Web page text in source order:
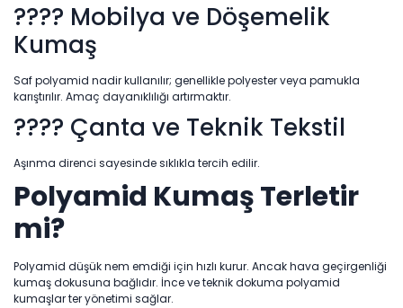
???? Mobilya ve Döşemelik
Kumaş
Saf polyamid nadir kullanılır; genellikle polyester veya pamukla
karıştırılır. Amaç dayanıklılığı artırmaktır.
???? Çanta ve Teknik Tekstil
Aşınma direnci sayesinde sıklıkla tercih edilir.
Polyamid Kumaş Terletir
mi?
Polyamid düşük nem emdiği için hızlı kurur. Ancak hava geçirgenliği
kumaş dokusuna bağlıdır. İnce ve teknik dokuma polyamid
kumaşlar ter yönetimi sağlar.